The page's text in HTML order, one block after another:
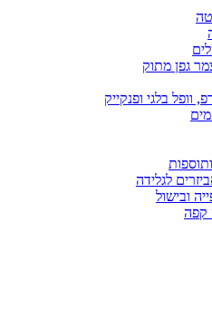
גפן מתוק
וופל בלגי ופנקייק
לגלידה
ובישול
קפה